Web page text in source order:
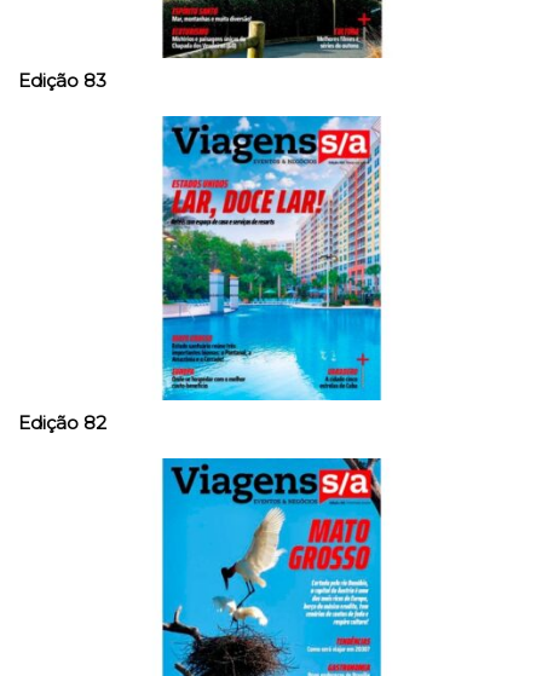
Edição 83
Edição 82